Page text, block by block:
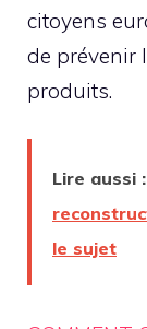
citoyens
de prévenir
produits.
Lire aussi :
le sujet